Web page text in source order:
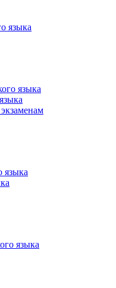
языка
языка
языка
языка